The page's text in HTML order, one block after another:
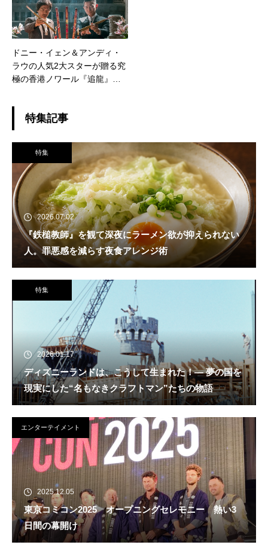
ドニー・イェン＆アンディ・
ラウの人気2大スターが贈る究
極の香港ノワール『追龍』、7
特集記事
特集
2026.07.02
『鉄槌教師』を観て深夜にラーメン欲が抑えられない
人。罪悪感を減らす夜食アレンジ術
特集
2026.01.17
ディズニーランドは、こうして生まれた！― 夢の国を
現実にした“名もなきクラフトマン”たちの物語
エンターテイメント
2025.12.05
東京コミコン2025 オープニングセレモニー 熱い3
日間の幕開け